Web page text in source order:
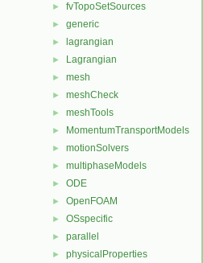
► fvTopoSetSources
► generic
► lagrangian
► Lagrangian
► mesh
► meshCheck
► meshTools
► MomentumTransportModels
► motionSolvers
► multiphaseModels
► ODE
► OpenFOAM
► OSspecific
► parallel
► physicalProperties